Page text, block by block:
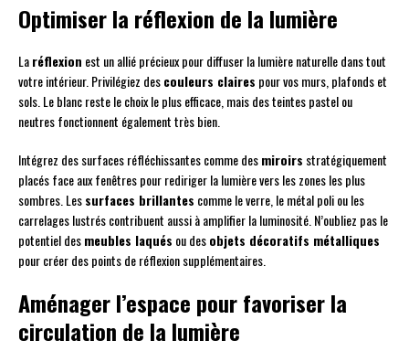
Optimiser la réflexion de la lumière
Laréflexion est un allié précieux pour diffuser la lumière naturelle dans tout
votre intérieur. Privilégiez descouleurs claires pour vos murs, plafonds et
sols. Le blanc reste le choix le plus efficace, mais des teintes pastel ou
neutres fonctionnent également très bien.
Intégrez des surfaces réfléchissantes comme desmiroirs stratégiquement
placés face aux fenêtres pour rediriger la lumière vers les zones les plus
sombres. Lessurfaces brillantes comme le verre, le métal poli ou les
carrelages lustrés contribuent aussi à amplifier la luminosité. N’oubliez pas le
potentiel desmeubles laqués ou desobjets décoratifs métalliques
pour créer des points de réflexion supplémentaires.
Aménager l’espace pour favoriser la
circulation de la lumière